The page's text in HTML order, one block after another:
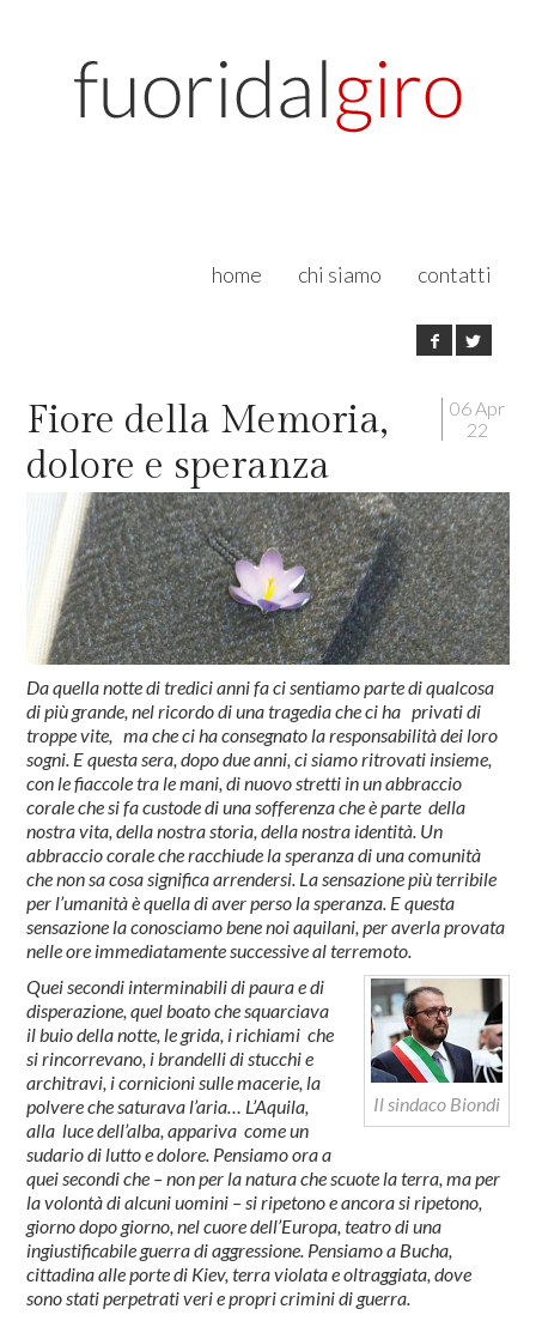
home chi siamo contatti
06 Apr
22
Fiore della Memoria,
dolore e speranza
Da quella notte di tredici anni fa ci sentiamo parte di qualcosa
di più grande, nel ricordo di una tragedia che ci ha privati di
troppe vite, ma che ci ha consegnato la responsabilità dei loro
sogni. E questa sera, dopo due anni, ci siamo ritrovati insieme,
con le fiaccole tra le mani, di nuovo stretti in un abbraccio
corale che si fa custode di una sofferenza che è parte della
nostra vita, della nostra storia, della nostra identità. Un
abbraccio corale che racchiude la speranza di una comunità
che non sa cosa significa arrendersi. La sensazione più terribile
per l’umanità è quella di aver perso la speranza. E questa
sensazione la conosciamo bene noi aquilani, per averla provata
nelle ore immediatamente successive al terremoto.
Il sindaco Biondi
Quei secondi interminabili di paura e di
disperazione, quel boato che squarciava
il buio della notte, le grida, i richiami che
si rincorrevano, i brandelli di stucchi e
architravi, i cornicioni sulle macerie, la
polvere che saturava l’aria… L’Aquila,
alla luce dell’alba, appariva come un
sudario di lutto e dolore. Pensiamo ora a
quei secondi che – non per la natura che scuote la terra, ma per
la volontà di alcuni uomini – si ripetono e ancora si ripetono,
giorno dopo giorno, nel cuore dell’Europa, teatro di una
ingiustificabile guerra di aggressione. Pensiamo a Bucha,
cittadina alle porte di Kiev, terra violata e oltraggiata, dove
sono stati perpetrati veri e propri crimini di guerra.